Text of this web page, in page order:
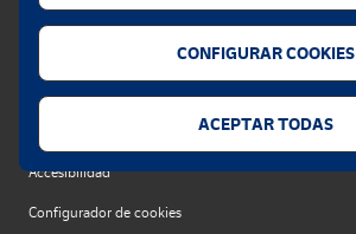
Política de cookies
Privacidad web
Accesibilidad
Configurador de cookies
CONFIGURAR COOKIES
ACEPTAR TODAS